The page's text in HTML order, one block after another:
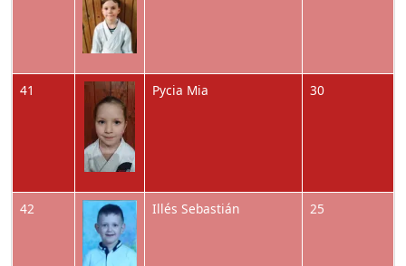
41 Obrázok Pycia Mia 30
42 Obrázok Illés Sebastián 25